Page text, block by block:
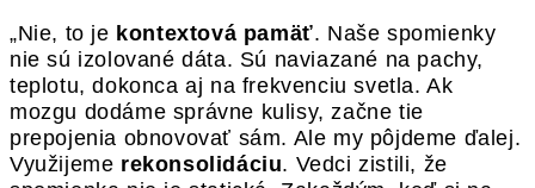
„Nie, to je kontextová pamäť. Naše spomienky
nie sú izolované dáta. Sú naviazané na pachy,
teplotu, dokonca aj na frekvenciu svetla. Ak
mozgu dodáme správne kulisy, začne tie
prepojenia obnovovať sám. Ale my pôjdeme ďalej.
Využijeme rekonsolidáciu. Vedci zistili, že